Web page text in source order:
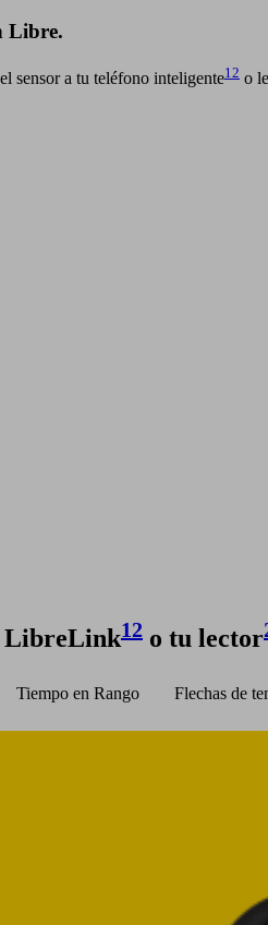
Libre.
sensor a tu teléfono inteligente12 o
LibreLink12 o tu lector
Tiempo en Rango Flechas de